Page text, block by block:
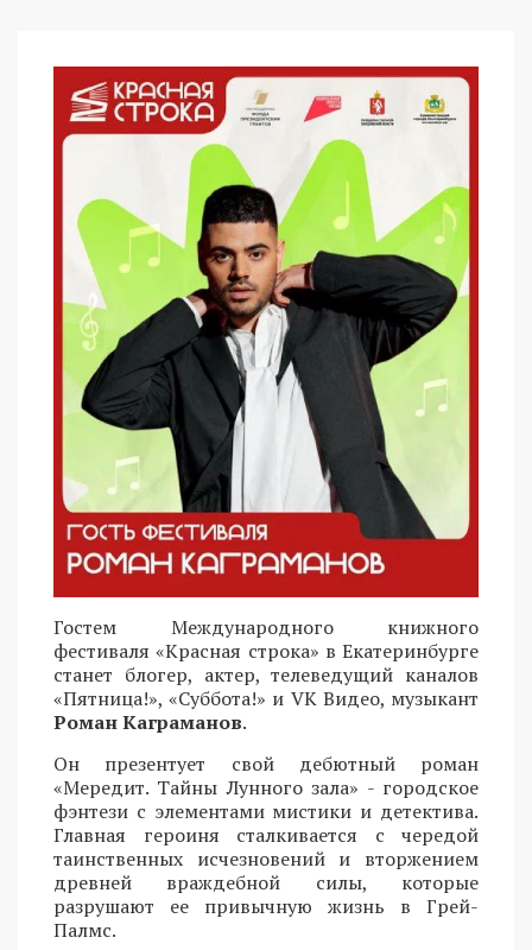
Гостем Международного книжного
фестиваля «Красная строка» в Екатеринбурге
станет блогер, актер, телеведущий каналов
«Пятница!», «Суббота!» и VK Видео, музыкант
Роман Каграманов.
Он презентует свой дебютный роман
«Мередит. Тайны Лунного зала» - городское
фэнтези с элементами мистики и детектива.
Главная героиня сталкивается с чередой
таинственных исчезновений и вторжением
древней враждебной силы, которые
разрушают ее привычную жизнь в Грей-
Палмс.